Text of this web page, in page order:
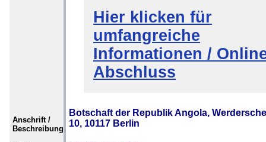
Hier klicken für
umfangreiche
Informationen /
Abschluss
Anschrift /
Beschreibung
Botschaft der Republik Angola,
10, 10117 Berlin